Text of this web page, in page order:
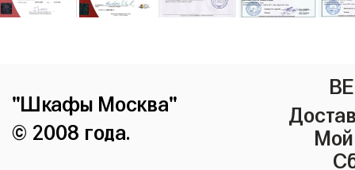
"Шкафы Москва"
© 2008 года.